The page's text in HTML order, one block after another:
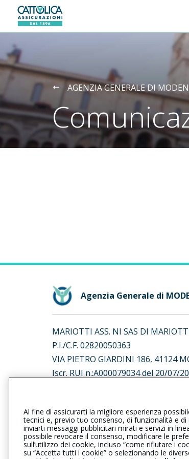
Generali logo
AGENZIA GENERALE DI
Agenzia Generale di
MARIOTTI ASS. NI SAS DI
P.I./C.F. 02820050363
VIA PIETRO GIARDINI 186, 41124
Iscr. RUI n.:A000079034 del 20/07/
al seguentelink
Privacy | Cookie | Il
Al fine di assicurarti la migliore esperienza
tecnici e, previo tuo consenso, di funzionalità e
inviarti messaggi pubblicitari mirati e servizi in
possibile revocare il consenso, modificare le
sull’utilizzo dei cookie, incluso “come rifiutare i
su “Accetta tutti i cookie” o selezionando le